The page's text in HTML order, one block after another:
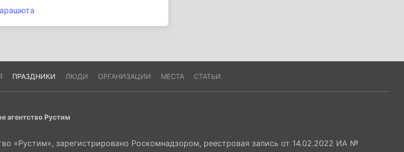
ПРАЗДНИКИ ЛЮДИ ОРГАНИЗАЦИИ МЕСТА СТАТЬИ
агентство Рустим
«Рустим», зарегистрировано Роскомнадзором, реестровая запись от 14.02.2022 ИА №